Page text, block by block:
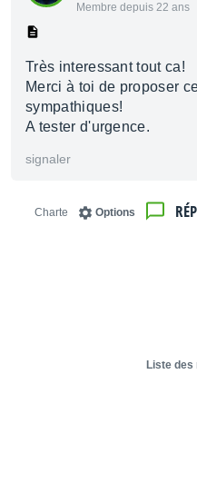
Membre depuis 22 ans
Très interessant tout ca!
Merci à toi de proposer
sympathiques!
A tester d'urgence.
signaler
Options
Charte
Liste